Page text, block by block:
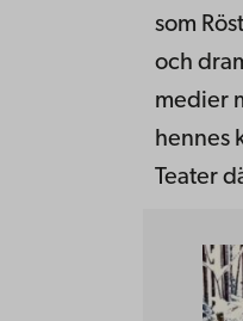
som
och
medier
hennes
Teater